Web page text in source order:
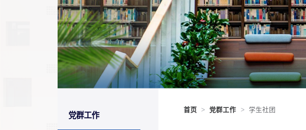
技术委员会
管理团队
获奖情况
实验室标识
联合实验室 承担项目
开放基金
论文精选
党群工作
首页 > 党群工作 > 学生社团